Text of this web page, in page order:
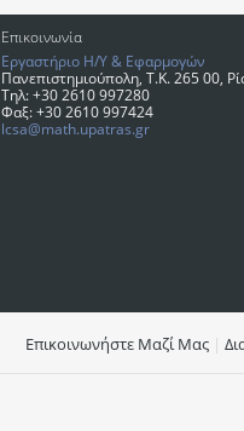
Επικοινωνία
Εργαστήριο Η/Υ & Εφαρμογών
Πανεπιστημιούπολη, T.K. 265 00,
Τηλ: +30 2610 997280
Φαξ: +30 2610 997424
lcsa@math.upatras.gr
Επικοινωνήστε Μαζί Μας|